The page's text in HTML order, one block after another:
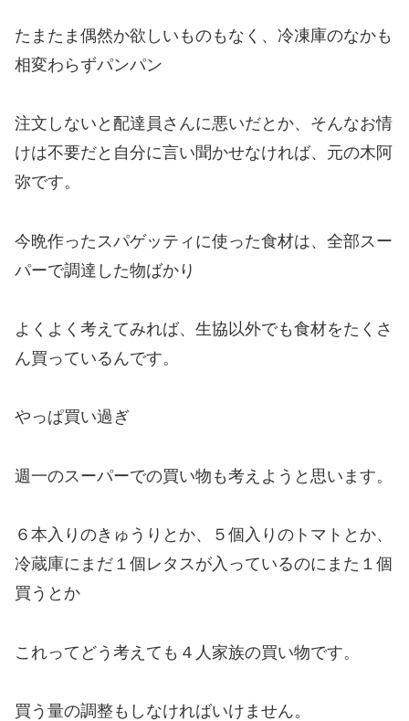
たまたま偶然か欲しいものもなく、冷凍庫のなかも
相変わらずパンパン
注文しないと配達員さんに悪いだとか、そんなお情
けは不要だと自分に言い聞かせなければ、元の木阿
弥です。
今晩作ったスパゲッティに使った食材は、全部スー
パーで調達した物ばかり
よくよく考えてみれば、生協以外でも食材をたくさ
ん買っているんです。
やっぱ買い過ぎ
週一のスーパーでの買い物も考えようと思います。
６本入りのきゅうりとか、５個入りのトマトとか、
冷蔵庫にまだ１個レタスが入っているのにまた１個
買うとか
これってどう考えても４人家族の買い物です。
買う量の調整もしなければいけません。